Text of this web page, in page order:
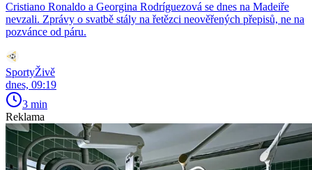
Cristiano Ronaldo a Georgina Rodríguezová se dnes na Madeiře
nevzali. Zprávy o svatbě stály na řetězci neověřených přepisů, ne na
pozvánce od páru.
SportyŽivě
dnes, 09:19
3 min
Reklama